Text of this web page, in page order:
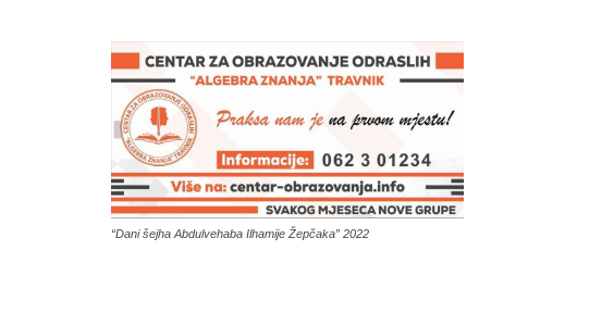
“Dani šejha Abdulvehaba Ilhamije Žepčaka” 2022